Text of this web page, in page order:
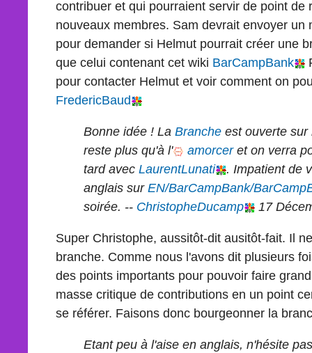
contribuer et qui pourraient servir de point de
nouveaux membres. Sam devrait envoyer
pour demander si Helmut pourrait créer une
que celui contenant cet wiki BarCampBank
pour contacter Helmut et voir comment on
FredericBaud
Bonne idée ! La Branche est ouverte
reste plus qu'à l'
amorceret on verra
tard avec LaurentLunati
. Impatient de
anglais surEN/BarCampBank/
soirée. -- ChristopheDucamp 17
Super Christophe, aussitôt-dit ausitôt-fait. Il
branche. Comme nous l'avons dit plusieurs
des points importants pour pouvoir faire
masse critique de contributions en un point
se référer. Faisons donc bourgeonner la
Etant peu à l'aise en anglais, n'hésite